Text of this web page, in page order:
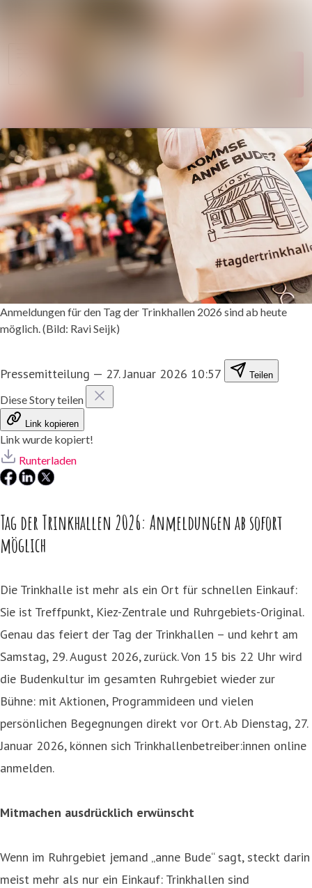
Anmeldungen für den Tag der Trinkhallen 2026 sind ab heute
möglich. (Bild: Ravi Seijk)
Pressemitteilung — 27. Januar 2026 10:57 Teilen
Diese Story teilen
Link kopieren
Link wurde kopiert!
Runterladen
Tag der Trinkhallen 2026: Anmeldungen ab sofort
möglich
Die Trinkhalle ist mehr als ein Ort für schnellen Einkauf:
Sie ist Treffpunkt, Kiez-Zentrale und Ruhrgebiets-Original.
Genau das feiert der Tag der Trinkhallen – und kehrt am
Samstag, 29. August 2026, zurück. Von 15 bis 22 Uhr wird
die Budenkultur im gesamten Ruhrgebiet wieder zur
Bühne: mit Aktionen, Programmideen und vielen
persönlichen Begegnungen direkt vor Ort. Ab Dienstag, 27.
Januar 2026, können sich Trinkhallenbetreiber:innen online
anmelden.
Mitmachen ausdrücklich erwünscht
Wenn im Ruhrgebiet jemand „anne Bude“ sagt, steckt darin
meist mehr als nur ein Einkauf: Trinkhallen sind